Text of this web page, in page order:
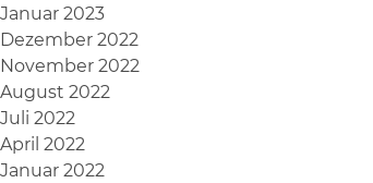
Januar 2023
Dezember 2022
November 2022
August 2022
Juli 2022
April 2022
Januar 2022